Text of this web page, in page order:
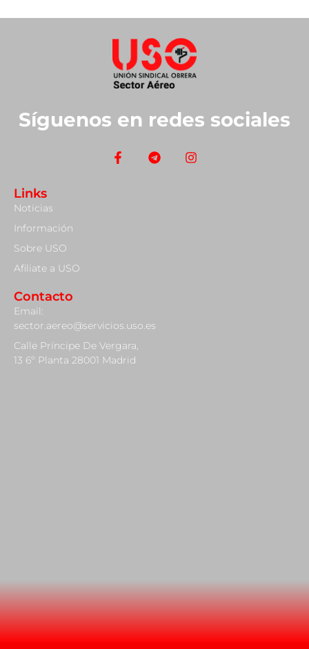
Síguenos en redes sociales
Links
Noticias
Información
Sobre USO
Afiliate a USO
Contacto
Email:
sector.aereo@servicios.uso.es
Calle Príncipe De Vergara,
13 6º Planta 28001 Madrid